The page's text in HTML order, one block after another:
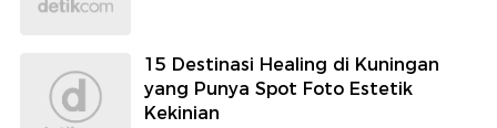
15 Destinasi Healing di Kuningan
yang Punya Spot Foto Estetik
Kekinian